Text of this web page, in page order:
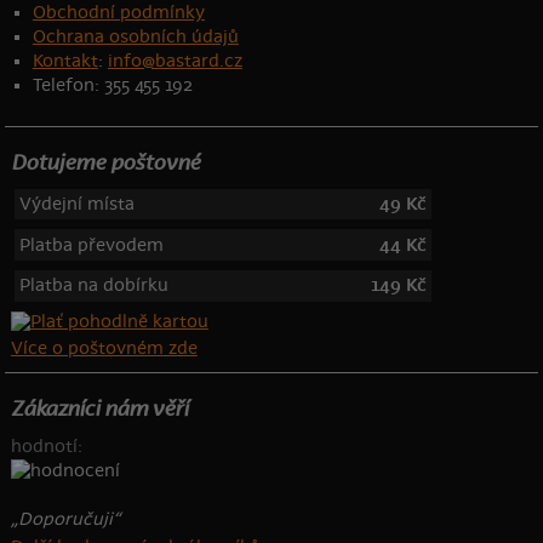
Obchodní podmínky
Ochrana osobních údajů
Kontakt: info@bastard.cz
Telefon: 355 455 192
Dotujeme poštovné
Výdejní místa
49 Kč
Platba převodem
44 Kč
Platba na dobírku
149 Kč
Více o poštovném zde
Zákazníci nám věří
hodnotí:
„Doporučuji“